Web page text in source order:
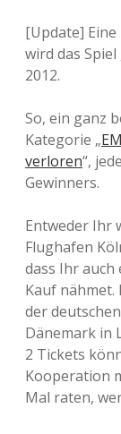
[Update]
wird das
2012.
So, ein ganz
Kategorie „
verloren“,
Gewinners.
Entweder Ihr
Flughafen
dass Ihr auch
Kauf nähmet.
der
Dänemark in
2 Tickets
Kooperation
Mal raten,